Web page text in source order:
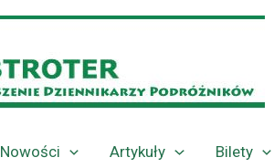
Nowości Artykuły Bilety